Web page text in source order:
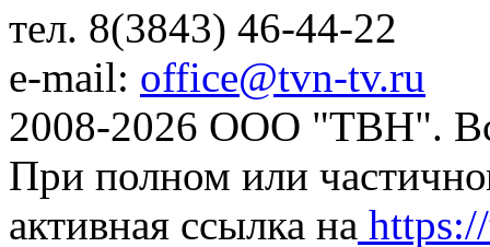
тел. 8(3843) 46-44-22
e-mail: office@tvn-tv.ru
2008-2026 ООО "ТВН".
При полном или
активная ссылка на